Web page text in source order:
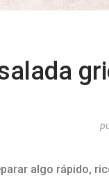
algo rápido,